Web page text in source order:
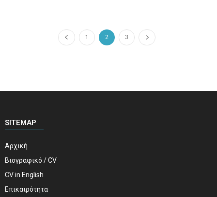
1 2 3
SITEMAP
Αρχική
Βιογραφικό / CV
CV in English
Επικαιρότητα